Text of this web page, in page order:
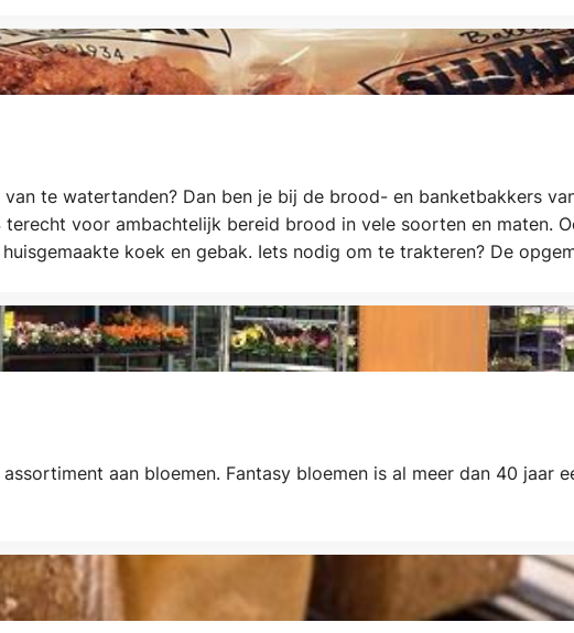
te watertanden? Dan ben je bij de brood- en banketbakkers
voor ambachtelijk bereid brood in vele soorten en maten.
koek en gebak. Iets nodig om te trakteren? De
aan bloemen. Fantasy bloemen is al meer dan 40 jaar